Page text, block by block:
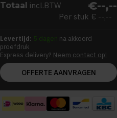
Totaal incl.BTW €--,--
Per stuk € --,--
Levertijd: 5 dagen na akkoord
proefdruk
Express delivery? Neem contact op!
OFFERTE AANVRAGEN